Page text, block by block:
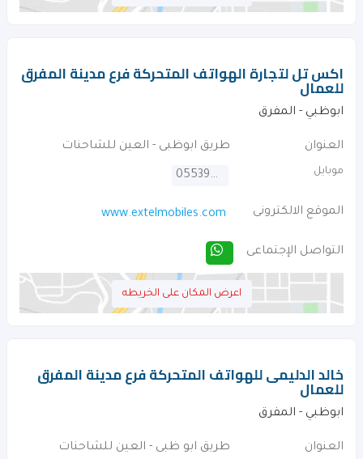
اكس تل لتجارة الهواتف المتحركة فرع مدينة المفرق
للعمال
ابوظبي - المفرق
العنوان طريق ابوظبى - العين للشاحنات
موبايل 0553953620
الموقع الالكترونى www.extelmobiles.com
التواصل الإجتماعى
اعرض المكان على الخريطه
خالد الدليمى للهواتف المتحركة فرع مدينة المفرق
للعمال
ابوظبي - المفرق
العنوان طريق ابو ظبى - العين للشاحنات